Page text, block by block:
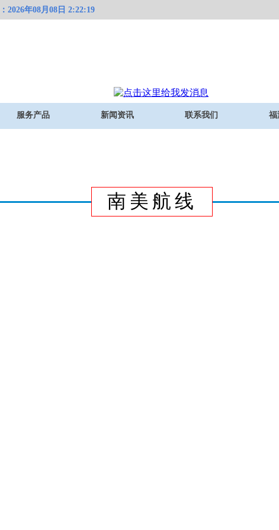
2026年08月08日 2:22:19
服务产品 新闻资讯 联系我们 福
公司！
南美航线